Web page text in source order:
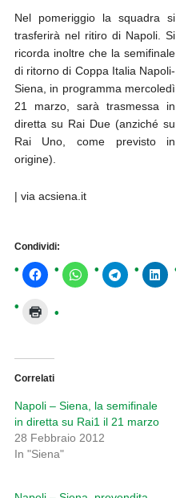
Nel pomeriggio la squadra si
trasferirà nel ritiro di Napoli. Si
ricorda inoltre che la semifinale
di ritorno di Coppa Italia Napoli-
Siena, in programma mercoledì
21 marzo, sarà trasmessa in
diretta su Rai Due (anziché su
Rai Uno, come previsto in
origine).
| via acsiena.it
Condividi:
Correlati
Napoli – Siena, la semifinale
in diretta su Rai1 il 21 marzo
28 Febbraio 2012
In "Siena"